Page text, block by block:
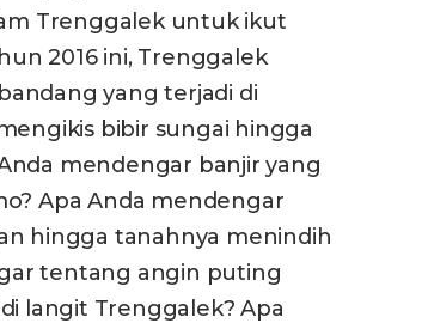
Trenggalek untuk ikut
2016 ini, Trenggalek
yang terjadi di
bibir sungai hingga
mendengar banjir yang
Apa Anda mendengar
hingga tanahnya menindih
tentang angin puting
langit Trenggalek? Apa